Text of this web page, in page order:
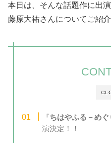
本日は、そんな話題作に出
藤原大祐さんについてご紹介
『ちはやふる－めぐ
演決定！！